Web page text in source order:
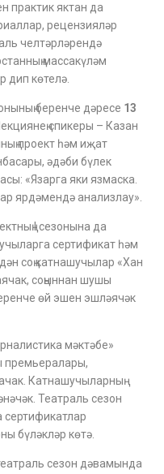
практик яктан да
рецензияләр
челтәрләрендә
массакүләм
көтелә.
беренче дәресе 13
спикеры – Казан
проект һәм иҗат
әдәби бүлек
«Язарга яки язмаска.
ярдәмендә анализлау».
I сезонына да
сертификат һәм
соң катнашучылар «Хан
соңыннан шушы
өй эшен эшләячәк
мәктәбе»
премьералары,
Катнашучыларның
Театраль сезон
бүләкләр көтә.
сезон дәвамында